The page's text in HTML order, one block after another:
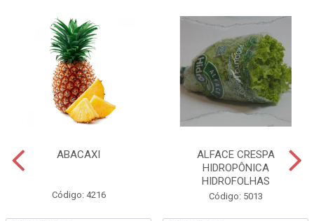
ABACAXI
Código: 4216
ALFACE CRESPA
HIDROPÔNICA
HIDROFOLHAS
Código: 5013